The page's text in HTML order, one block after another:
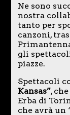
Ne sono
nostra
tanto per
canzoni,
gli
piazze.
Spettacoli
Kansas”,
Erba di
che avrà un